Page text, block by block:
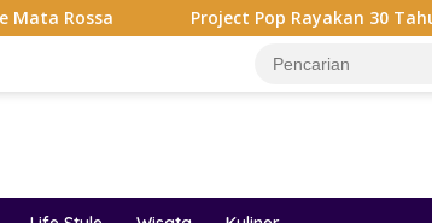
Project Pop Rayakan 30 Tahun Karier,